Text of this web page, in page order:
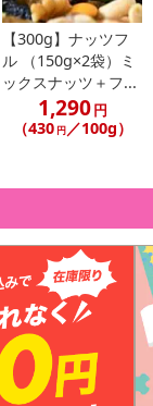
により異なります
する商品セット
い。
む）等により、
け商品と多少異な
過措置期間の終
表記が旧表記の場
【300g】ナッツフ
ル （150g×2袋）ミ
ックスナッツ＋フ...
1,290円
（430 円／100g）